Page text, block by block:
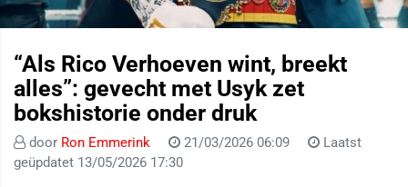
“Als Rico Verhoeven wint, breekt
alles”: gevecht met Usyk zet
bokshistorie onder druk
door Ron Emmerink 21/03/2026 06:09
Laatst
geüpdatet 13/05/2026 17:30